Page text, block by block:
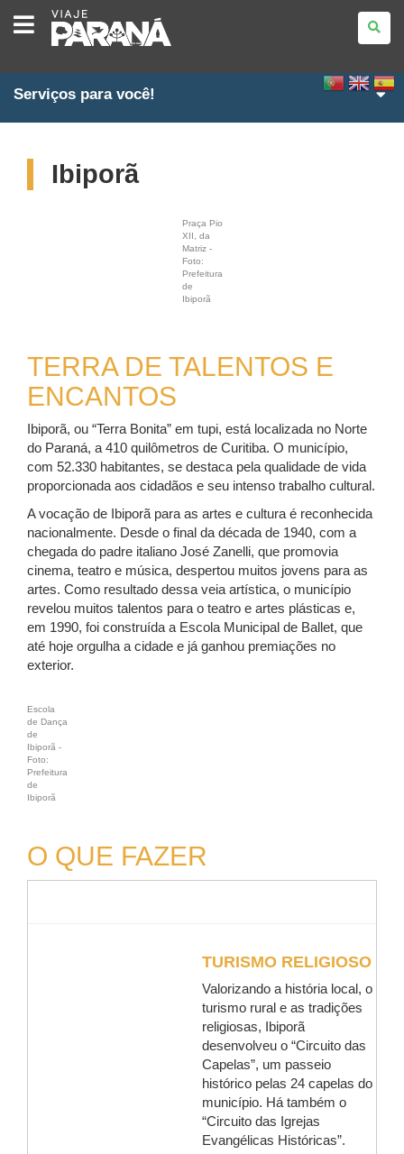
VIAJE
PARANÁ
Serviços para você!
Ibiporã
Praça Pio
XII, da
Matriz -
Foto:
Prefeitura
de
Ibiporã
TERRA DE TALENTOS E
ENCANTOS
Ibiporã, ou “Terra Bonita” em tupi, está localizada no Norte
do Paraná, a 410 quilômetros de Curitiba. O município,
com 52.330 habitantes, se destaca pela qualidade de vida
proporcionada aos cidadãos e seu intenso trabalho cultural.
A vocação de Ibiporã para as artes e cultura é reconhecida
nacionalmente. Desde o final da década de 1940, com a
chegada do padre italiano José Zanelli, que promovia
cinema, teatro e música, despertou muitos jovens para as
artes. Como resultado dessa veia artística, o município
revelou muitos talentos para o teatro e artes plásticas e,
em 1990, foi construída a Escola Municipal de Ballet, que
até hoje orgulha a cidade e já ganhou premiações no
exterior.
Escola
de Dança
de
Ibiporã -
Foto:
Prefeitura
de
Ibiporã
O QUE FAZER
TURISMO RELIGIOSO
Valorizando a história local, o
turismo rural e as tradições
religiosas, Ibiporã
desenvolveu o “Circuito das
Capelas”, um passeio
histórico pelas 24 capelas do
município. Há também o
“Circuito das Igrejas
Evangélicas Históricas”.